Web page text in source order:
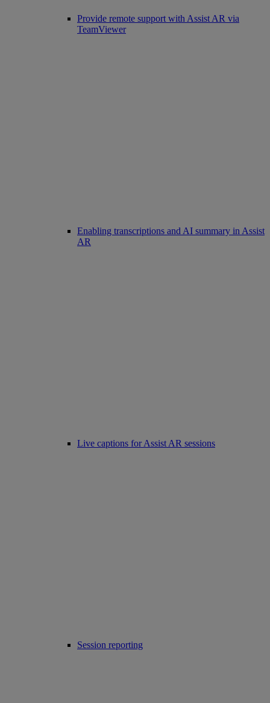
Provide remote support with Assist AR via
TeamViewer
Enabling transcriptions and AI summary in Assist
AR
Live captions for Assist AR sessions
Session reporting